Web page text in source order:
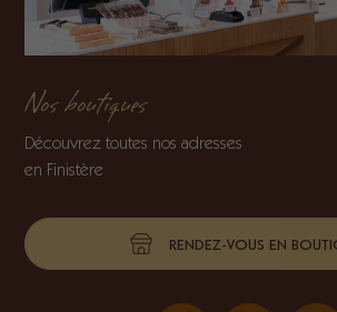
Nos boutiques
Découvrez toutes nos adresses
en Finistère
RENDEZ-VOUS EN